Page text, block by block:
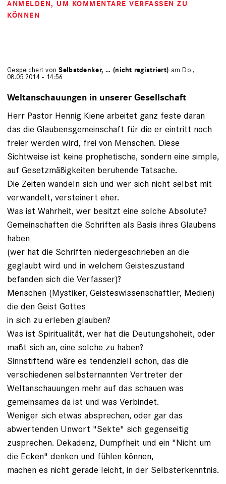
ANMELDEN, UM KOMMENTARE VERFASSEN ZU
KÖNNEN
Gespeichert vonSelbstdenker, … (nicht registriert) am Do.,
08.05.2014 - 14:56
Weltanschauungen in unserer Gesellschaft
Herr Pastor Hennig Kiene arbeitet ganz feste daran
das die Glaubensgemeinschaft für die er eintritt noch
freier werden wird, frei von Menschen. Diese
Sichtweise ist keine prophetische, sondern eine simple,
auf Gesetzmäßigkeiten beruhende Tatsache.
Die Zeiten wandeln sich und wer sich nicht selbst mit
verwandelt, versteinert eher.
Was ist Wahrheit, wer besitzt eine solche Absolute?
Gemeinschaften die Schriften als Basis ihres Glaubens
haben
(wer hat die Schriften niedergeschrieben an die
geglaubt wird und in welchem Geisteszustand
befanden sich die Verfasser)?
Menschen (Mystiker, Geisteswissenschaftler, Medien)
die den Geist Gottes
in sich zu erleben glauben?
Was ist Spiritualität, wer hat die Deutungshoheit, oder
maßt sich an, eine solche zu haben?
Sinnstiftend wäre es tendenziell schon, das die
verschiedenen selbsternannten Vertreter der
Weltanschauungen mehr auf das schauen was
gemeinsames da ist und was Verbindet.
Weniger sich etwas absprechen, oder gar das
abwertenden Unwort "Sekte" sich gegenseitig
zusprechen. Dekadenz, Dumpfheit und ein "Nicht um
die Ecken" denken und fühlen können,
machen es nicht gerade leicht, in der Selbsterkenntnis.